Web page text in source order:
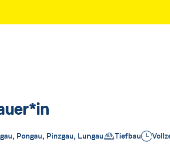
Pongau, Pinzgau, Lungau Tiefbau